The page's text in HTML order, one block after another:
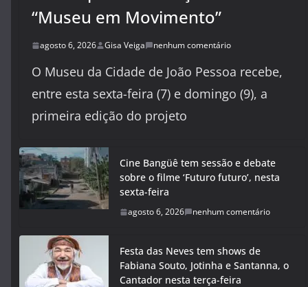
“Museu em Movimento”
agosto 6, 2026 Gisa Veiga nenhum comentário
O Museu da Cidade de João Pessoa recebe,
entre esta sexta-feira (7) e domingo (9), a
primeira edição do projeto
Cine Bangüê tem sessão e debate
sobre o filme ‘Futuro futuro’, nesta
sexta-feira
agosto 6, 2026 nenhum comentário
Festa das Neves tem shows de
Fabiana Souto, Jotinha e Santanna, o
Cantador nesta terça-feira